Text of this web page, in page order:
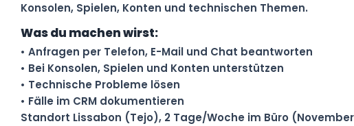
Konsolen, Spielen, Konten und technischen Themen.
Was du machen wirst:
• Anfragen per Telefon, E-Mail und Chat beantworten
• Bei Konsolen, Spielen und Konten unterstützen
• Technische Probleme lösen
• Fälle im CRM dokumentieren
Standort Lissabon (Tejo), 2 Tage/Woche im Büro